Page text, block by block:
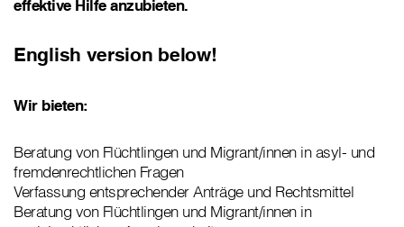
effektive Hilfe anzubieten.
English version below!
Wir bieten:
Beratung von Flüchtlingen und Migrant/innen in asyl- und
fremdenrechtlichen Fragen
Verfassung entsprechender Anträge und Rechtsmittel
Beratung von Flüchtlingen und Migrant/innen in